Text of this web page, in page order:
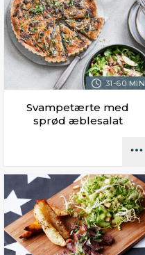
31-60 MIN.
Svampetærte med
sprød æblesalat